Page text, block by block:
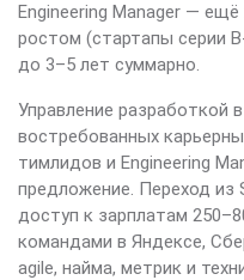
Engineering Manager —
ростом (стартапы серии
до 3–5 лет суммарно.
Управление разработкой
востребованных
тимлидов и Engineering
предложение. Переход из
доступ к зарплатам
командами в Яндексе,
agile, найма, метрик и